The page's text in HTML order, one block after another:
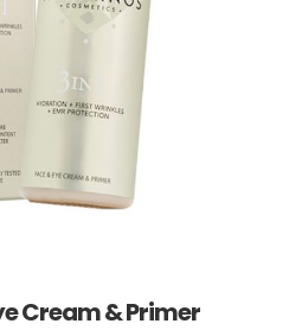
Cream & Primer